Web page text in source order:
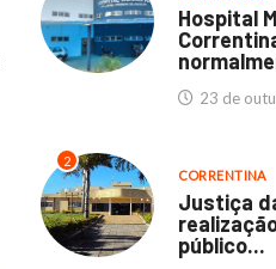
Hospital
23 de
2
CORRENTINA
Justiça
público...